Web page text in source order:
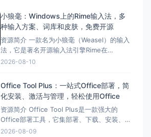
小狼毫：Windows上的Rime输入法，多
种输入方案、词库和皮肤，免费开源
资源简介 一款名为小狼毫（Weasel）的输入
法，它是著名开源输入法引擎Rime在
Windows平台上的发行版。 这款输入法高
库、皮肤等，并且是完全免费开源的。 小狼
毫注重隐私安全，采用零联网设计，充分保
护用户的隐私安全。同时，它极速响应，打
字反应迅
2026-08-10
Office Tool Plus：一站式Office部署，简
化安装、激活与管理，轻松使用Office
资源简介 Office Tool Plus是一款强大的
Office部署工具，它集部署、下载、安装、
激活、管理于一体，旨在简化Office的使用
2026-08-09